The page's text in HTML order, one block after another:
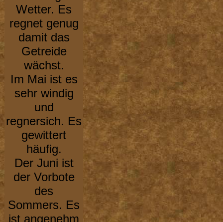
Wetter. Es
regnet genug
damit das
Getreide
wächst.
Im Mai ist es
sehr windig
und
regnersich. Es
gewittert
häufig.
Der Juni ist
der Vorbote
des
Sommers. Es
ist angenehm